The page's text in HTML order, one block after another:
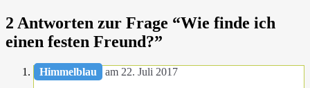
2 Antworten zur Frage “Wie finde ich
einen festen Freund?”
Himmelblau
am 22. Juli 2017